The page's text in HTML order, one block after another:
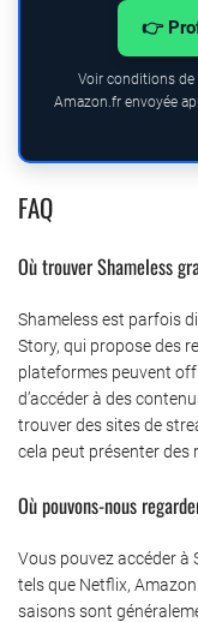
👉
Voir conditions de
Amazon.fr envoyée
FAQ
Où trouver Shameless
Shameless est parfois
Story, qui propose des
plateformes peuvent
d’accéder à des
trouver des sites de
cela peut présenter des
Où pouvons-nous
Vous pouvez accéder à
tels que Netflix,
saisons sont